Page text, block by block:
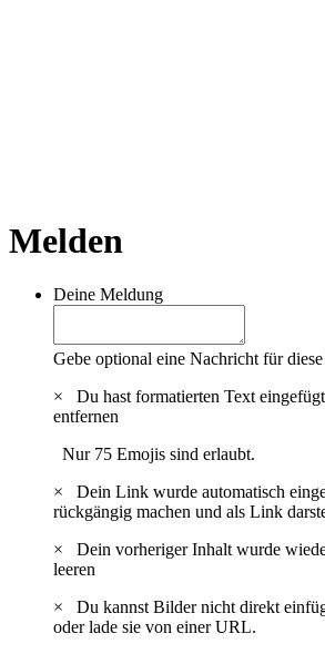
Melden
Deine Meldung
Gebe optional eine Nachricht für
×
Du hast formatierten Text
entfernen
Nur 75 Emojis sind erlaubt.
×
Dein Link wurde automatisch
rückgängig machen und als Link
×
Dein vorheriger Inhalt wurde
leeren
×
Du kannst Bilder nicht direkt
oder lade sie von einer URL.